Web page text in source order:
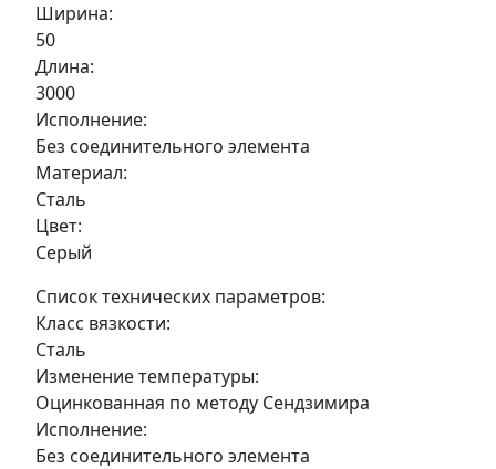
Ширина:
50
Длина:
3000
Исполнение:
Без соединительного элемента
Материал:
Сталь
Цвет:
Серый
Список технических параметров:
Класс вязкости:
Сталь
Изменение температуры:
Оцинкованная по методу Сендзимира
Исполнение:
Без соединительного элемента